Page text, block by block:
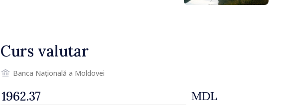
Curs valutar
Banca Națională a Moldovei
MDL